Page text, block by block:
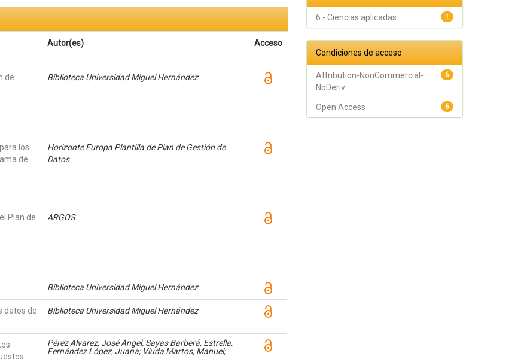
Autor(es) Acceso
de
Biblioteca Universidad Miguel Hernández
los
de
Horizonte Europa Plantilla de Plan de Gestión de
Datos
Plan de
ARGOS
Biblioteca Universidad Miguel Hernández
datos de
Biblioteca Universidad Miguel Hernández
Pérez Alvarez, José Ángel; Sayas Barberá, Estrella;
Fernández López, Juana; Viuda Martos, Manuel;
1
6 - Ciencias aplicadas
Condiciones de acceso
6
Attribution-NonCommercial-
NoDeriv...
6
Open Access